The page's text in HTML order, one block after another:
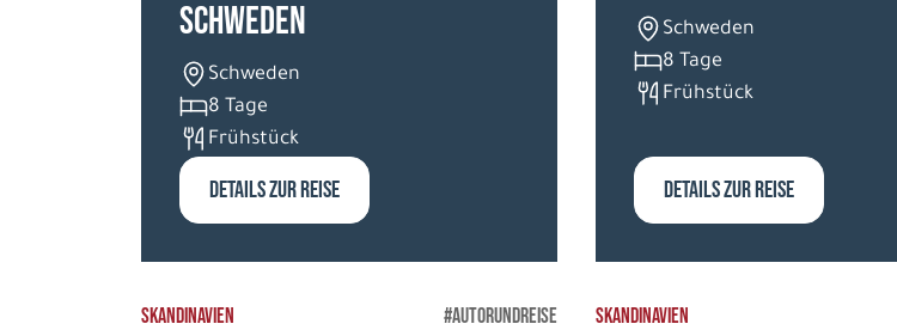
Schweden
Schweden
8 Tage
Frühstück
DETAILS ZUR REISE
Schweden
8 Tage
Frühstück
DETAILS ZUR REISE
SKANDINAVIEN #AUTORUNDREISE SKANDINAVIEN